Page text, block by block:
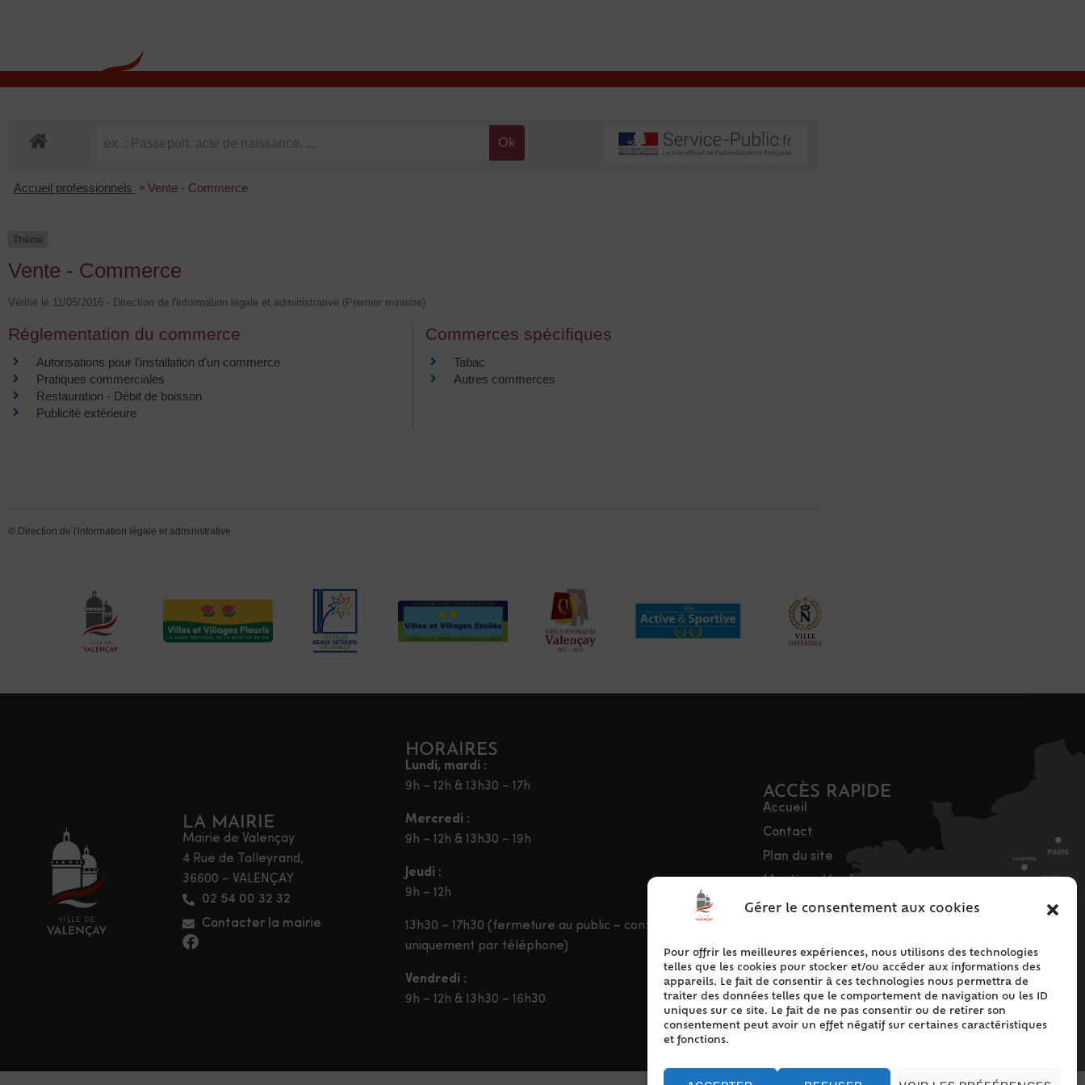
Gérer le consentement aux cookies
Pour offrir les meilleures expériences, nous utilisons des technologies
telles que les cookies pour stocker et/ou accéder aux informations des
appareils. Le fait de consentir à ces technologies nous permettra de
traiter des données telles que le comportement de navigation ou les ID
uniques sur ce site. Le fait de ne pas consentir ou de retirer son
consentement peut avoir un effet négatif sur certaines caractéristiques
et fonctions.
Accueil professionnels > Vente - Commerce
Thème
Vente - Commerce
Vérifié le 11/05/2016 - Direction de l'information légale et administrative (Premier ministre)
Réglementation du commerce
Autorisations pour l'installation d'un commerce
Pratiques commerciales
Restauration - Débit de boisson
Publicité extérieure
Commerces spécifiques
Tabac
Autres commerces
© Direction de l'information légale et administrative
LA MAIRIE
Mairie de Valençay
4 Rue de Talleyrand,
36600 – VALENÇAY
02 54 00 32 32
Contacter la mairie
HORAIRES
Lundi, mardi :
9h – 12h & 13h30 – 17h
Mercredi :
9h – 12h & 13h30 – 19h
Jeudi :
9h – 12h
13h30 – 17h30 (fermeture au public – contact
uniquement par téléphone)
Vendredi :
9h – 12h & 13h30 – 16h30
ACCÈS RAPIDE
Accueil
Contact
Plan du site
Mentions légales
Traitement des
Politique de cookies
(UE)